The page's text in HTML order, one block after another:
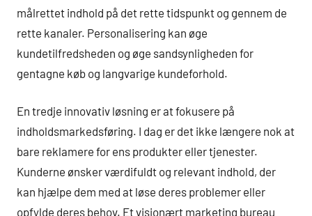
målrettet indhold på det rette tidspunkt og gennem de
rette kanaler. Personalisering kan øge
kundetilfredsheden og øge sandsynligheden for
gentagne køb og langvarige kundeforhold.
En tredje innovativ løsning er at fokusere på
indholdsmarkedsføring. I dag er det ikke længere nok at
bare reklamere for ens produkter eller tjenester.
Kunderne ønsker værdifuldt og relevant indhold, der
kan hjælpe dem med at løse deres problemer eller
opfylde deres behov. Et visionært marketing bureau